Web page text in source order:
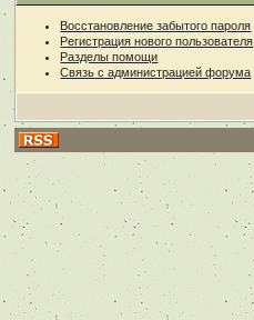
Восстановление забытого пароля
Регистрация нового пользователя
Разделы помощи
Связь с администрацией форума